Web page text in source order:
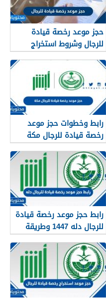
حجز موعد رخصة قيادة
للرجال وشروط استخراج
رخصة القيادة
رابط وخطوات حجز موعد
رخصة قيادة للرجال مكة
المكرمة 1445
رابط حجز موعد رخصة قيادة
للرجال دله 1447 وطريقة
الحجز